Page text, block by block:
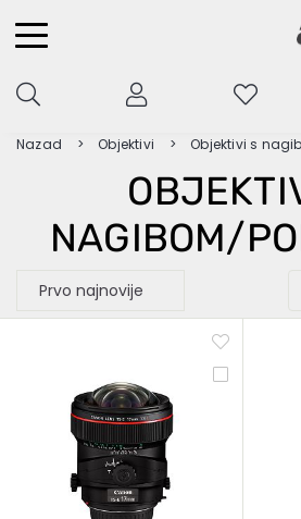
Nazad Objektivi Objektivi s
NAGIBOM/